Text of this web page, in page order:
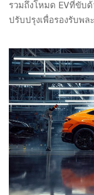
รวมถึงโหมด EVที่ขับ
ปรับปรุงเพื่อรองรับพล